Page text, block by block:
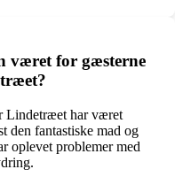
været for gæsterne
Lindetræet har været
den fantastiske mad og
oplevet problemer med